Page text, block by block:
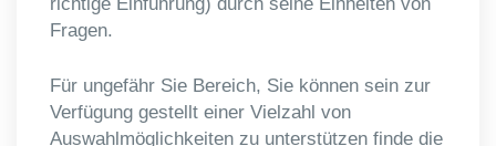
Fragen.
Für ungefähr Sie Bereich, Sie können sein zur
Verfügung gestellt einer Vielzahl von
Auswahlmöglichkeiten zu unterstützen finde die